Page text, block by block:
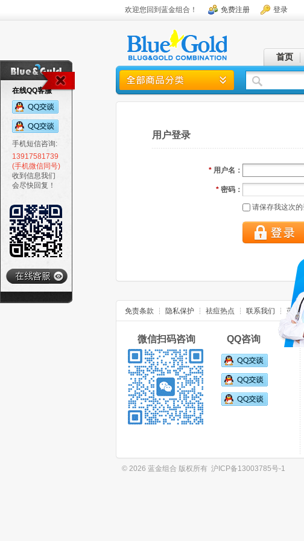
欢迎您回到蓝金组合！ 免费注册 登录
首页
用户登录
* 用户名：
* 密码：
请保存我这次的
免责条款 隐私保护 祛痘热点 联系我们 蓝金
微信扫码咨询 QQ咨询
© 2026 蓝金组合 版权所有 沪ICP备13003785号-1
在线QQ客服
手机短信咨询:
13917581739
(手机微信同号)
收到信息我们
会尽快回复！